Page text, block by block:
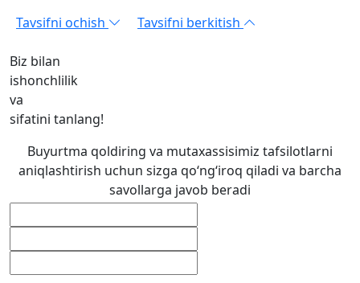
Tavsifni ochish
Tavsifni berkitish
Biz bilan
ishonchlilik
va
sifatini tanlang!
Buyurtma qoldiring va mutaxassisimiz tafsilotlarni
aniqlashtirish uchun sizga qo‘ng‘iroq qiladi va barcha
savollarga javob beradi